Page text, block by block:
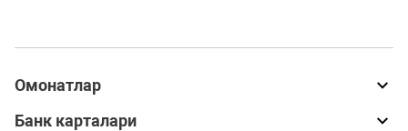
Омонатлар
Банк карталари